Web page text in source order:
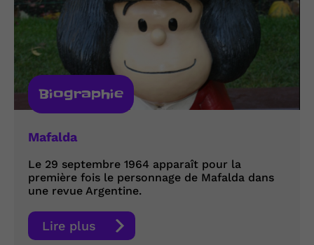
Biographie
Mafalda
Le 29 septembre 1964 apparaît pour la
première fois le personnage de Mafalda dans
une revue Argentine.
Lire plus